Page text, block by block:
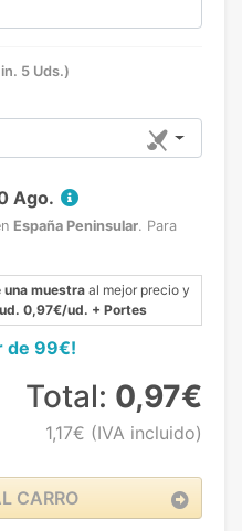
5 Uds.)
Ago.
España Peninsular. Para
una muestra al mejor precio y
0,97€/ud. + Portes
de 99€!
Total: 0,97€
1,17€ (IVA incluido)
CARRO